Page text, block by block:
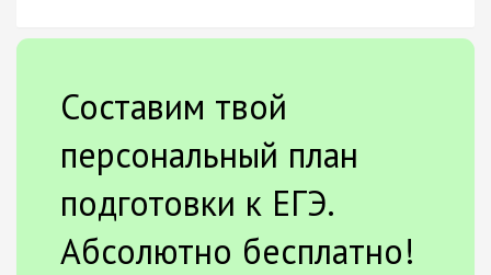
Составим твой
персональный план
подготовки к ЕГЭ.
Абсолютно бесплатно!